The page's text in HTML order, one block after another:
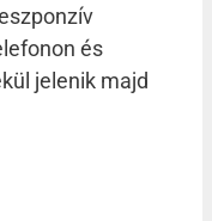
és
jelenik majd